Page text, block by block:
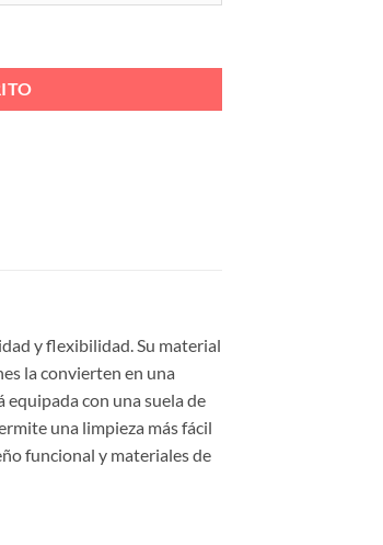
y flexibilidad. Su material
la convierten en una
con una suela de
una limpieza más fácil
funcional y materiales de